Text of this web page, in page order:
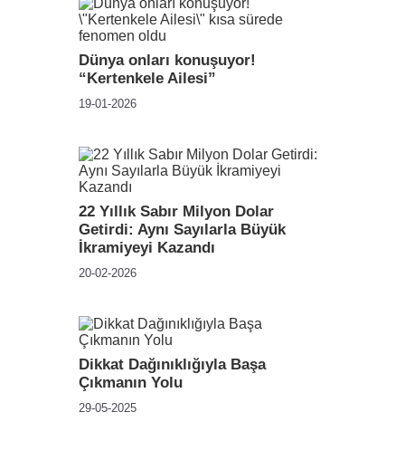
Dünya onları konuşuyor!
“Kertenkele Ailesi”
19-01-2026
22 Yıllık Sabır Milyon Dolar
Getirdi: Aynı Sayılarla Büyük
İkramiyeyi Kazandı
20-02-2026
Dikkat Dağınıklığıyla Başa
Çıkmanın Yolu
29-05-2025